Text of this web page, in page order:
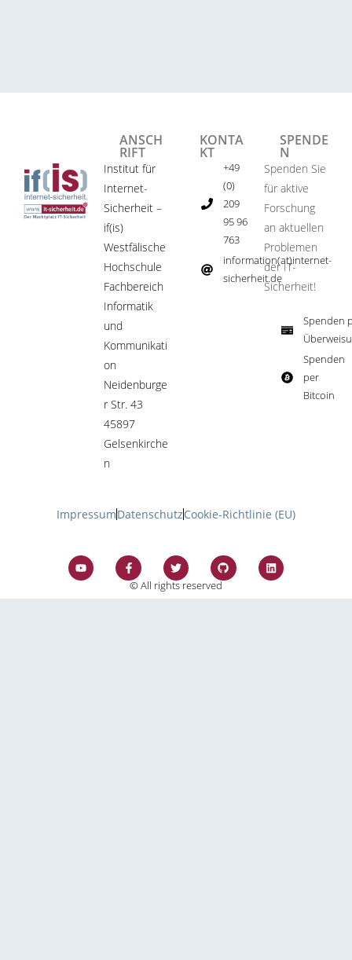
ANSCH
RIFT
Institut für
Internet-
Sicherheit –
if(is)
Westfälische
Hochschule
Fachbereich
Informatik
und
Kommunikati
on
Neidenburge
r Str. 43
45897
Gelsenkirche
n
KONTA
KT
+49
(0)
209
95 96
763
information(at)internet-
sicherheit.de ​
SPENDE
N
Spenden Sie
für aktive
Forschung
an aktuellen
Problemen
der IT-
Sicherheit!​
Spenden
Spenden
per
Bitcoin​
ImpressumDatenschutzCookie-Richtlinie (EU)
© All rights reserved